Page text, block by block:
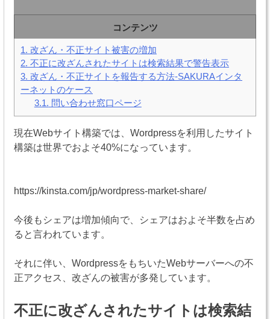
コンテンツ
1. 改ざん・不正サイト被害の増加
2. 不正に改ざんされたサイトは検索結果で警告表示
3. 改ざん・不正サイトを報告する方法-SAKURAインタ
ーネットのケース
3.1. 問い合わせ窓口ページ
現在Webサイト構築では、Wordpressを利用したサイト
構築は世界でおよそ40%になっています。
https://kinsta.com/jp/wordpress-market-share/
今後もシェアは増加傾向で、シェアはおよそ半数を占め
ると言われています。
それに伴い、WordpressをもちいたWebサーバーへの不
正アクセス、改ざんの被害が多発しています。
不正に改ざんされたサイトは検索結